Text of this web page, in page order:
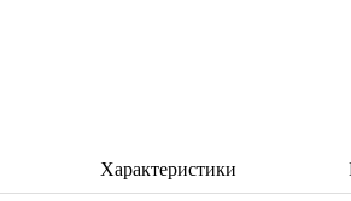
Характеристики